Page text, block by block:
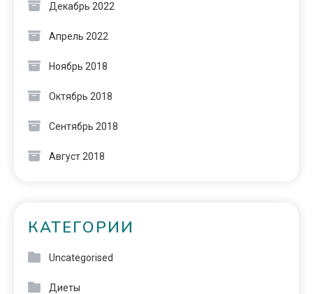
Декабрь 2022
Апрель 2022
Ноябрь 2018
Октябрь 2018
Сентябрь 2018
Август 2018
КАТЕГОРИИ
Uncategorised
Диеты